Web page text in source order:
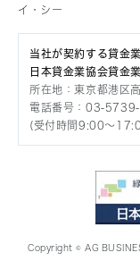
株式会社テン
イ・シー
当社が契約する貸金
日本貸金業協会貸金
所在地：東京都港区
電話番号：03-
(受付時間9:00〜
Copyright © AG